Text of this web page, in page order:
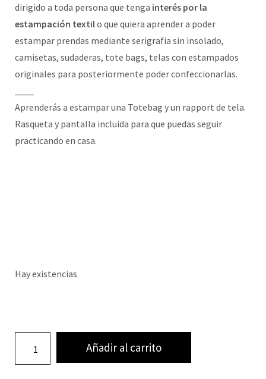
dirigido a toda persona que tenga interés por la
estampación textilo que quiera aprender a poder
estampar prendas mediante serigrafia sin insolado,
camisetas, sudaderas, tote bags, telas con estampados
originales para posteriormente poder confeccionarlas.
Aprenderás a estampar una Totebag y un rapport de tela.
Rasqueta y pantalla incluida para que puedas seguir
practicando en casa.
Hay existencias
Añadir al carrito